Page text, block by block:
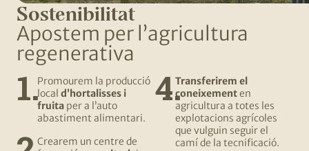
Sostenibilitat
Apostem per l’agricultura
regenerativa
Promourem la producció
local d’hortalisses i
fruita per a l’auto
abastiment alimentari.
Crearem un centre de
Transferirem el
coneixementen
agricultura a totes les
explotacions agrícoles
que vulguin seguir el
camí de la tecnificació.